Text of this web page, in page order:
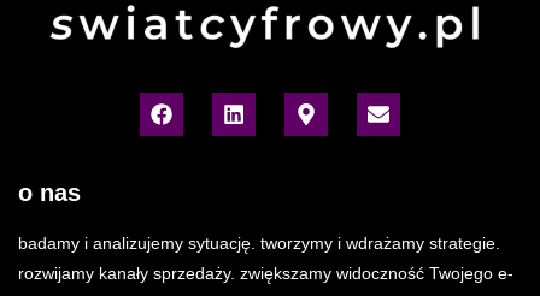
o nas
badamy i analizujemy sytuację. tworzymy i wdrażamy strategie.
rozwijamy kanały sprzedaży. zwiększamy widoczność Twojego e-